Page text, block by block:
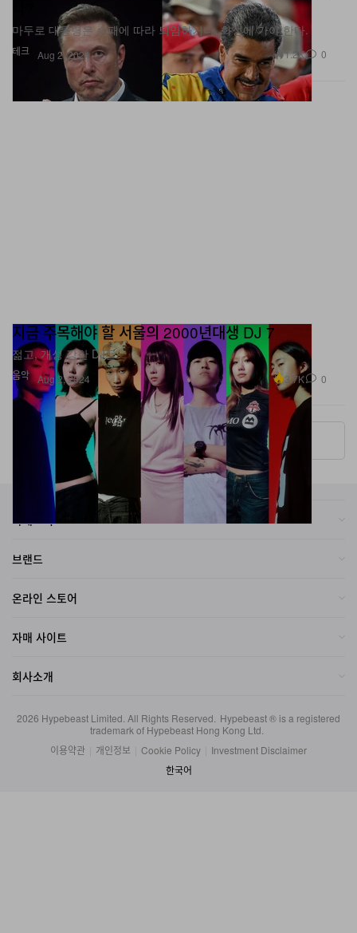
테크
마두로 대통령은 승패에 따라 퇴임하거나, 화성에 가야 한다.
Aug 2, 2024 1.2K 0
음악
지금 주목해야 할 서울의 2000년대생 DJ 7
젊고, 개성 강한 DJ들.
Aug 2, 2024 3.7K 0
More ▾
카테고리
브랜드
온라인 스토어
자매 사이트
회사소개
2026 Hypebeast Limited . All Rights Reserved. Hypebeast ® is a registered
trademark of Hypebeast Hong Kong Ltd.
이용약관
개인정보 Cookie Policy
Investment Disclaimer
한국어